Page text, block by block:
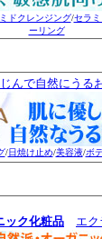
ドクレンジング/セラ
ーリング
んで自然にうる
/日焼け止め/美容液/ボ
ック化粧品 エ